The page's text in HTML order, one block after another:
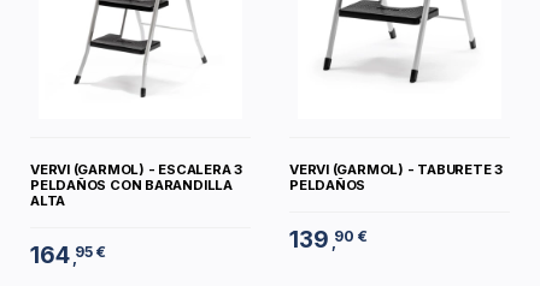
VERVI (GARMOL) - ESCALERA 3
PELDAÑOS CON BARANDILLA
ALTA
164 ,95 €
VERVI (GARMOL) - TABURETE 3
PELDAÑOS
139 ,90 €